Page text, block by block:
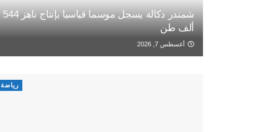
شمندر دكالة يسجل موسما قياسيا بإنتاج ناهز 544
ألف طن
أغسطس 7, 2026
رياضة